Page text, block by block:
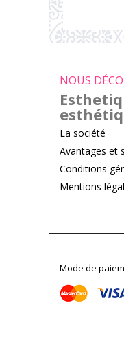
NOUS
La société
Avantages et
Conditions
Mentions
Mode de